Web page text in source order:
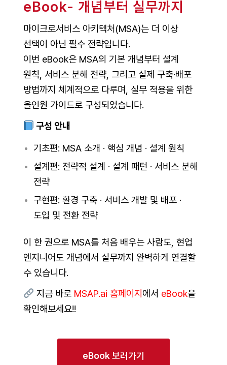
eBook- 개념부터 실무까지
마이크로서비스 아키텍처(MSA)는 더 이상
선택이 아닌 필수 전략입니다.
이번 eBook은 MSA의 기본 개념부터 설계
원칙, 서비스 분해 전략, 그리고 실제 구축·배포
방법까지 체계적으로 다루며, 실무 적용을 위한
올인원 가이드로 구성되었습니다.
구성 안내
기초편: MSA 소개 · 핵심 개념 · 설계 원칙
설계편: 전략적 설계 · 설계 패턴 · 서비스 분해
전략
구현편: 환경 구축 · 서비스 개발 및 배포 ·
도입 및 전환 전략
이 한 권으로 MSA를 처음 배우는 사람도, 현업
엔지니어도 개념에서 실무까지 완벽하게 연결할
수 있습니다.
지금 바로 MSAP.ai 홈페이지 에서 eBook을
확인해보세요!!
eBook 보러가기